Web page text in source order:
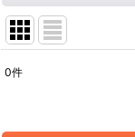
0件